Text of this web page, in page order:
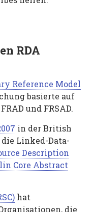
RDA
Reference Model
basierte auf
und FRSAD.
in der British
Linked-Data-
Description
Core Abstract
hat
die